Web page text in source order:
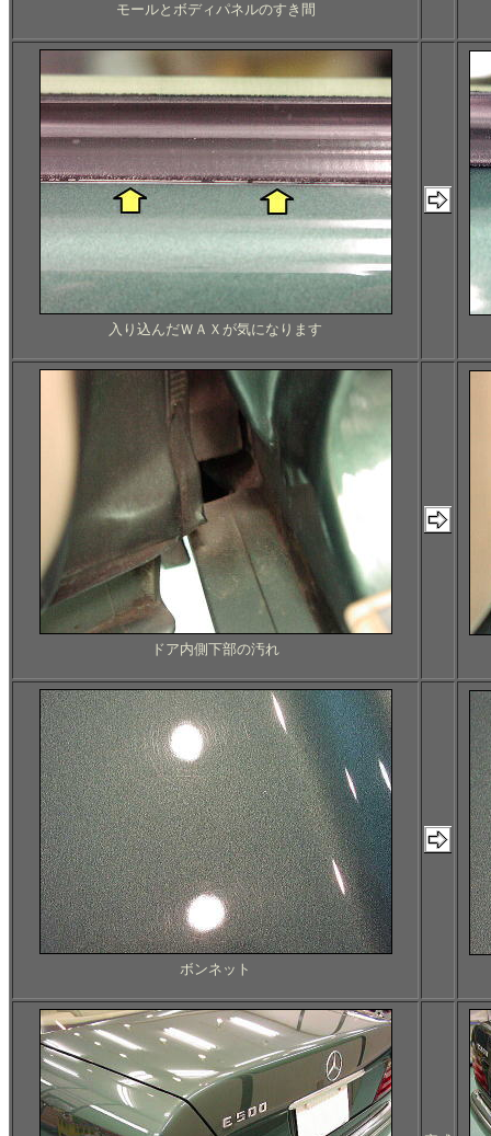
モールとボディパネルのすき間
入り込んだＷＡＸが気になります
ドア内側下部の汚れ
ボンネット